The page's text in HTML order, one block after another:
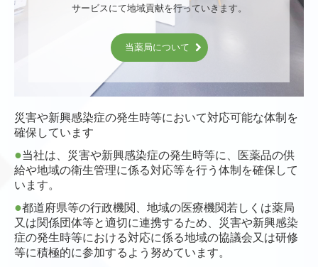
第二回リアン薬局 健康教室 無事終了しました。
ご参加された方々ありがとうございます。
お忙しい中、小島先生、小島ファミリークリニックス
様ご協力ありがとうございました。
詳細は「イベント健康教室 」をご覧ください。
■2021/08/10
10/14（木）リアン薬局 一宮店第9回健康教室のお知ら
せ
サービスにて地域貢献を行っていきます。
当薬局について
災害や新興感染症の発生時等において対応可能な体制を
確保しています
●当社は、災害や新興感染症の発生時等に、医薬品の供
給や地域の衛生管理に係る対応等を行う体制を確保して
います。
●都道府県等の行政機関、地域の医療機関若しくは薬局
又は関係団体等と適切に連携するため、災害や新興感染
症の発生時等における対応に係る地域の協議会又は研修
等に積極的に参加するよう努めています。